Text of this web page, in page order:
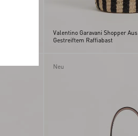
Valentino Garavani Shopper Aus
Gestreiftem Raffiabast
Neu